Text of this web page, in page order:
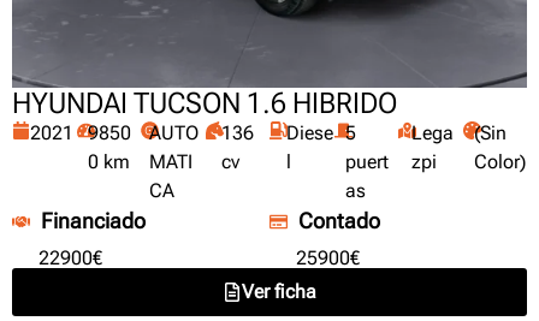
HYUNDAI TUCSON 1.6 HIBRIDO
2021
9850
0 km
AUTO
MATI
CA
136
cv
Diese 5
puert
as
Lega
zpi
(Sin
Color)
Financiado
22900€
Contado
25900€
Ver ficha